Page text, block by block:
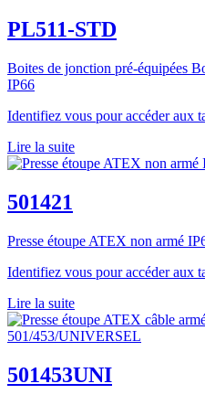
PL511-STD
Boites de jonction pré-équipées
IP66
Identifiez vous pour accéder aux
Lire la suite
501421
Presse étoupe ATEX non armé
Identifiez vous pour accéder aux
Lire la suite
501453UNI